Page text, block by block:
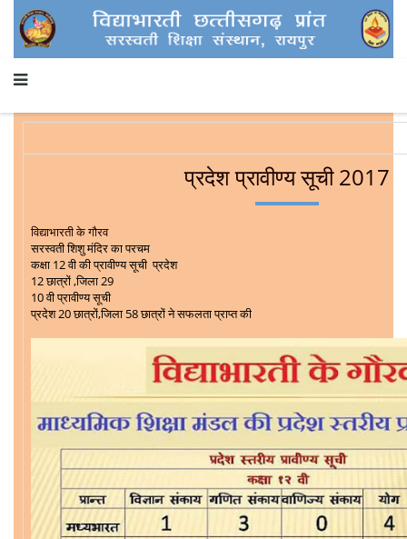
प्रदेश प्रावीण्य सूची 2017
विद्याभारती के गौरव
सरस्वती शिशु मंदिर का परचम
कक्षा 12 वी की प्रावीण्य सूची प्रदेश
12 छात्रों ,जिला 29
10 वी प्रावीण्य सूची
प्रदेश 20 छात्रों,जिला 58 छात्रों ने सफलता प्राप्त की